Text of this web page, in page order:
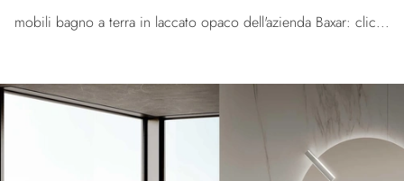
mobili bagno a terra in laccato opaco dell'azienda Baxar: clicca e scopri l'arredo bagno moderno Block System Tube C26 per il bagno di casa.